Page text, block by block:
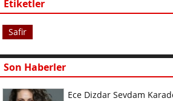
Etiketler
Safir
Son Haberler
Ece Dizdar Sevdam